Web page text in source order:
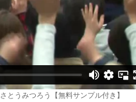
うみつろう【無料サンプル付き】